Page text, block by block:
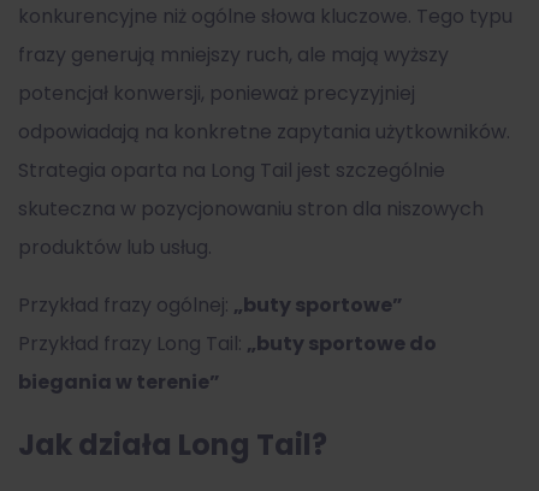
konkurencyjne niż ogólne słowa kluczowe. Tego typu
frazy generują mniejszy ruch, ale mają wyższy
potencjał konwersji, ponieważ precyzyjniej
odpowiadają na konkretne zapytania użytkowników.
Strategia oparta na Long Tail jest szczególnie
skuteczna w pozycjonowaniu stron dla niszowych
produktów lub usług.
Przykład frazy ogólnej: „buty sportowe”
Przykład frazy Long Tail: „buty sportowe do
biegania w terenie”
Jak działa Long Tail?